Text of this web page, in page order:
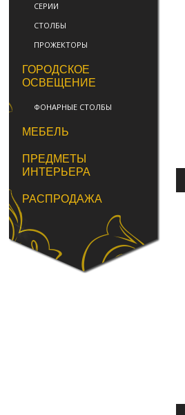
СЕРИИ
СТОЛБЫ
ПРОЖЕКТОРЫ
ГОРОДСКОЕ
ОСВЕЩЕНИЕ
ФОНАРНЫЕ СТОЛБЫ
МЕБЕЛЬ
ПРЕДМЕТЫ
ИНТЕРЬЕРА
РАСПРОДАЖА